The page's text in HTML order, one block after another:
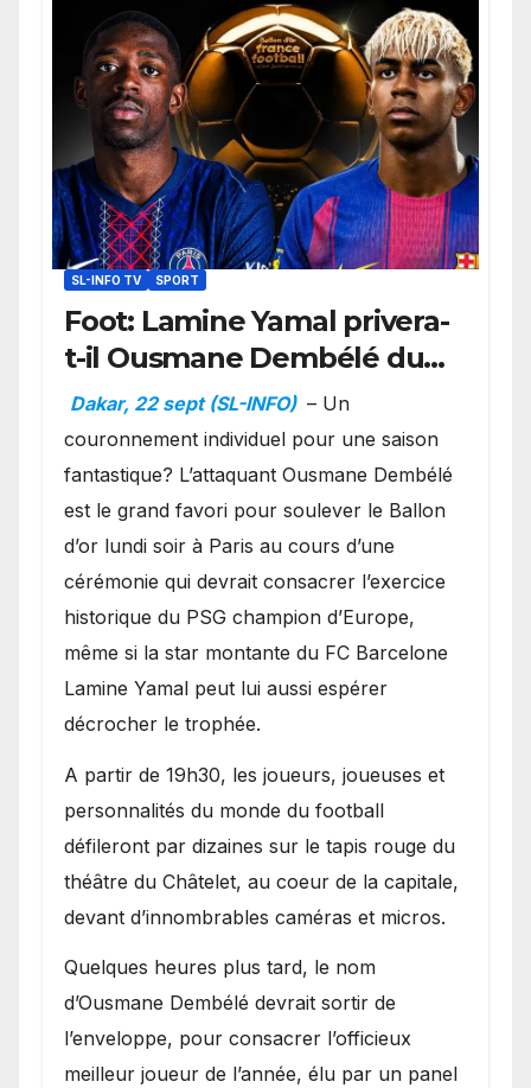
SL-INFO TV SPORT
Foot: Lamine Yamal privera-
t-il Ousmane Dembélé du
Ballon d’or ?
Dakar, 22 sept (SL-INFO) – Un
couronnement individuel pour une saison
fantastique? L’attaquant Ousmane Dembélé
est le grand favori pour soulever le Ballon
d’or lundi soir à Paris au cours d’une
cérémonie qui devrait consacrer l’exercice
historique du PSG champion d’Europe,
même si la star montante du FC Barcelone
Lamine Yamal peut lui aussi espérer
décrocher le trophée.
A partir de 19h30, les joueurs, joueuses et
personnalités du monde du football
défileront par dizaines sur le tapis rouge du
théâtre du Châtelet, au coeur de la capitale,
devant d’innombrables caméras et micros.
Quelques heures plus tard, le nom
d’Ousmane Dembélé devrait sortir de
l’enveloppe, pour consacrer l’officieux
meilleur joueur de l’année, élu par un panel